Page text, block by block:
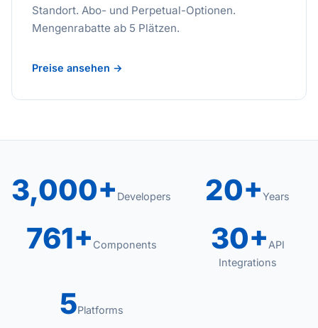
Standort. Abo- und Perpetual-Optionen.
Mengenrabatte ab 5 Plätzen.
Preise ansehen →
3,000+ Developers 20+Years
761+ Components 30+ API
Integrations
5Platforms